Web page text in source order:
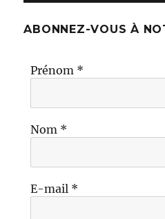
ABONNEZ-VOUS À
Prénom *
Nom *
E-mail *